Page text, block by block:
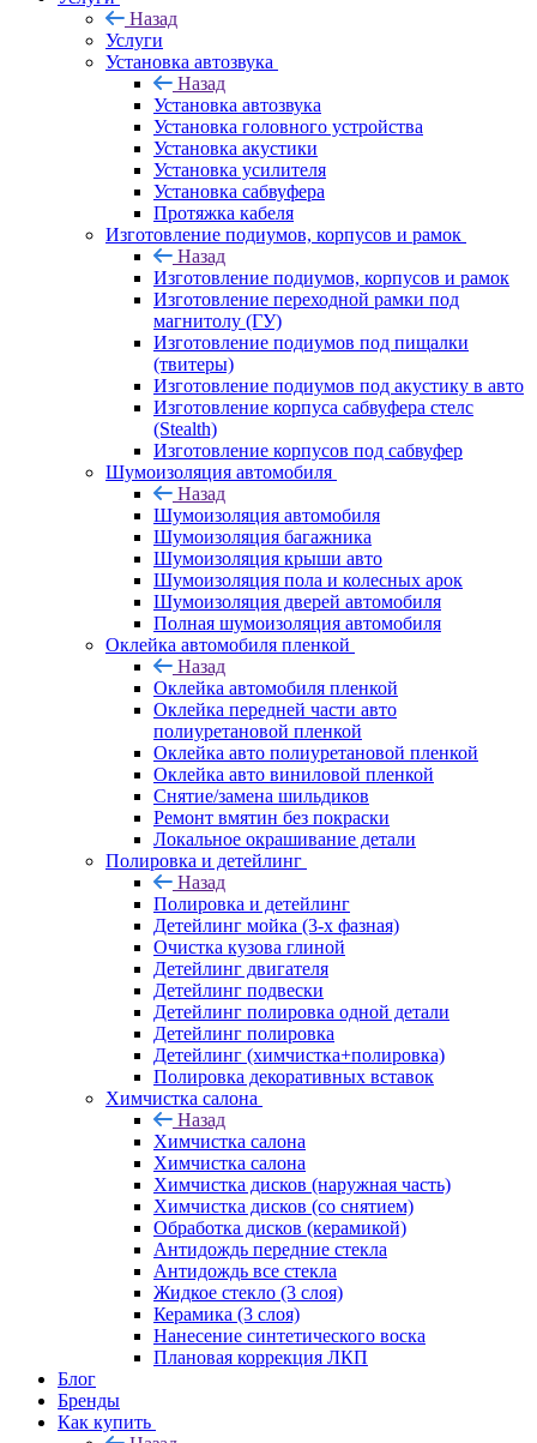
Назад
Услуги
Установка автозвука
Назад
Установка автозвука
Установка головного устройства
Установка акустики
Установка усилителя
Установка сабвуфера
Протяжка кабеля
Изготовление подиумов, корпусов и рамок
Назад
Изготовление подиумов, корпусов и рамок
Изготовление переходной рамки под
магнитолу (ГУ)
Изготовление подиумов под пищалки
(твитеры)
Изготовление подиумов под акустику в авто
Изготовление корпуса сабвуфера стелс
(Stealth)
Изготовление корпусов под сабвуфер
Шумоизоляция автомобиля
Назад
Шумоизоляция автомобиля
Шумоизоляция багажника
Шумоизоляция крыши авто
Шумоизоляция пола и колесных арок
Шумоизоляция дверей автомобиля
Полная шумоизоляция автомобиля
Оклейка автомобиля пленкой
Назад
Оклейка автомобиля пленкой
Оклейка передней части авто
полиуретановой пленкой
Оклейка авто полиуретановой пленкой
Оклейка авто виниловой пленкой
Снятие/замена шильдиков
Ремонт вмятин без покраски
Локальное окрашивание детали
Полировка и детейлинг
Назад
Полировка и детейлинг
Детейлинг мойка (3-х фазная)
Очистка кузова глиной
Детейлинг двигателя
Детейлинг подвески
Детейлинг полировка одной детали
Детейлинг полировка
Детейлинг (химчистка+полировка)
Полировка декоративных вставок
Химчистка салона
Назад
Химчистка салона
Химчистка салона
Химчистка дисков (наружная часть)
Химчистка дисков (со снятием)
Обработка дисков (керамикой)
Антидождь передние стекла
Антидождь все стекла
Жидкое стекло (3 слоя)
Керамика (3 слоя)
Нанесение синтетического воска
Плановая коррекция ЛКП
Блог
Бренды
Как купить